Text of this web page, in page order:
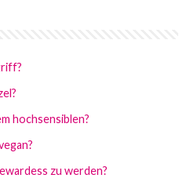
hochsensiblen?
zu werden?